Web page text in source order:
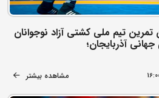
تیم ملی کشتی آزاد نوجوانان
آذربایجان؛
مشاهده بیشتر